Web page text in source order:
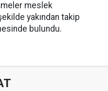
meslek
yakından takip
bulundu.